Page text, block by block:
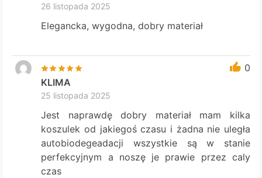
26 listopada 2025
Elegancka, wygodna, dobry materiał
0
KLIMA
25 listopada 2025
Jest naprawdę dobry materiał mam kilka
koszulek od jakiegoś czasu i żadna nie uległa
autobiodegeadacji wszystkie są w stanie
perfekcyjnym a noszę je prawie przez caly
czas